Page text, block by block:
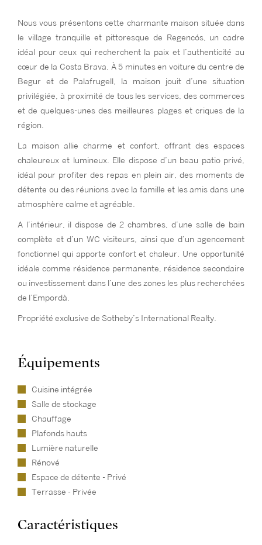
Nous vous présentons cette charmante maison située dans
le village tranquille et pittoresque de Regencós, un cadre
idéal pour ceux qui recherchent la paix et l’authenticité au
cœur de la Costa Brava. À 5 minutes en voiture du centre de
Begur et de Palafrugell, la maison jouit d’une situation
privilégiée, à proximité de tous les services, des commerces
et de quelques-unes des meilleures plages et criques de la
région.
La maison allie charme et confort, offrant des espaces
chaleureux et lumineux. Elle dispose d’un beau patio privé,
idéal pour profiter des repas en plein air, des moments de
détente ou des réunions avec la famille et les amis dans une
atmosphère calme et agréable.
A l’intérieur, il dispose de 2 chambres, d’une salle de bain
complète et d’un WC visiteurs, ainsi que d’un agencement
fonctionnel qui apporte confort et chaleur. Une opportunité
idéale comme résidence permanente, résidence secondaire
ou investissement dans l’une des zones les plus recherchées
de l’Empordà.
Propriété exclusive de Sotheby’s International Realty.
Équipements
Cuisine intégrée
Salle de stockage
Chauffage
Plafonds hauts
Lumière naturelle
Rénové
Espace de détente - Privé
Terrasse - Privée
Caractéristiques